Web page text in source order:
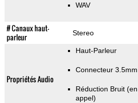
WAV
# Canaux haut-
parleur
Stereo
Propriétés Audio
Haut-Parleur
Connecteur 3.5mm
Réduction Bruit (en
appel)